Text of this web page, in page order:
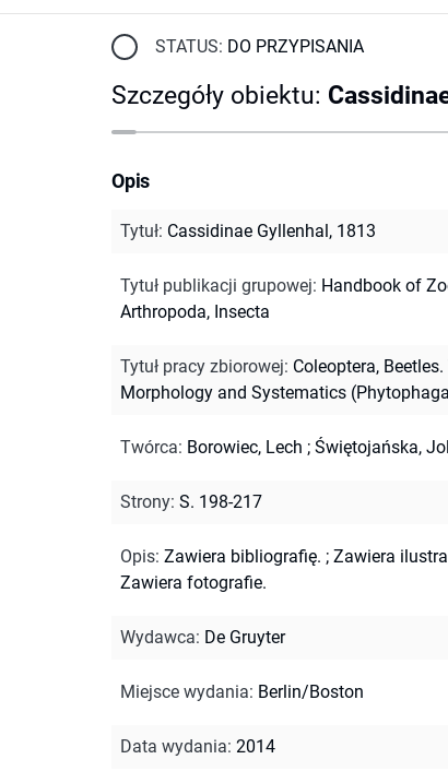
STATUS: DO PRZYPISANIA
Szczegóły obiektu:
Opis
Tytuł: Cassidinae Gyllenhal, 1813
Tytuł publikacji grupowej: Handbook of
Arthropoda, Insecta
Tytuł pracy zbiorowej: Coleoptera, Beetles.
Morphology and Systematics
Twórca: Borowiec, Lech ; Świętojańska,
Strony: S. 198-217
Opis: Zawiera bibliografię. ; Zawiera
Zawiera fotografie.
Wydawca: De Gruyter
Miejsce wydania: Berlin/Boston
Data wydania: 2014